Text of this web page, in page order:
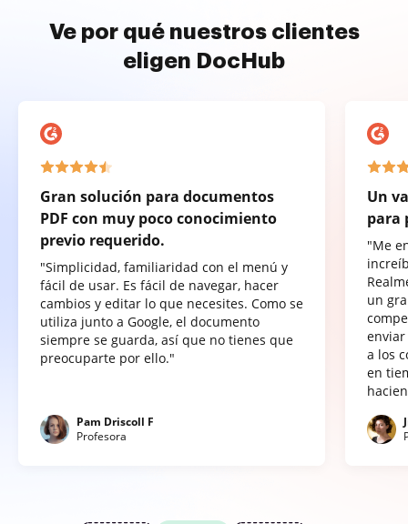
Ve por qué nuestros clientes
eligen DocHub
Gran solución para documentos
PDF con muy poco conocimiento
previo requerido.
"Simplicidad, familiaridad con el menú y
fácil de usar. Es fácil de navegar, hacer
cambios y editar lo que necesites. Como se
utiliza junto a Google, el documento
siempre se guarda, así que no tienes que
preocuparte por ello."
Pam Driscoll F
Profesora
Un
para
"Me
un
a los
en